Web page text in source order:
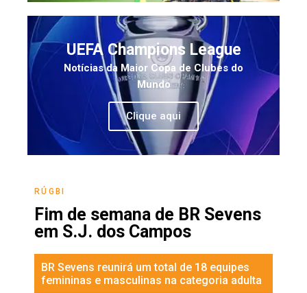
UEFA Champions League
Notícias da Maior Copa de Clubes do
Mundo
Clique aqui
RÚGBI
Fim de semana de BR Sevens
em S.J. dos Campos
BR Sevens reunirá um total de 18 equipes
femininas e masculinas na categoria adulta